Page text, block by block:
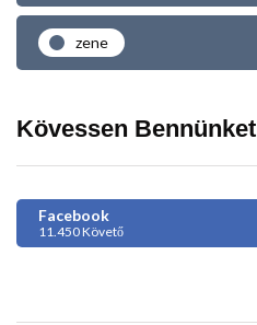
zene
Kövessen Bennünket
Facebook
11.450 Követő